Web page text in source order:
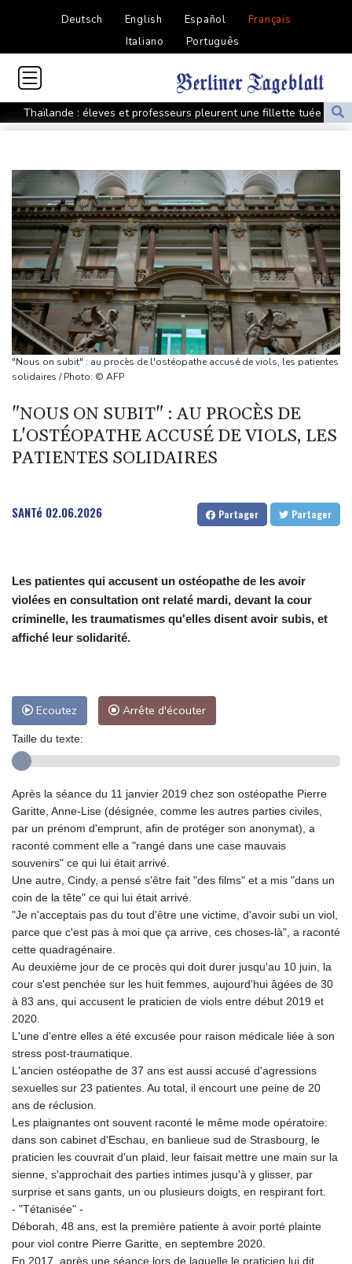
Deutsch English Español
Français
Italiano
Português
Thaïlande : éleves et professeurs pleurent une fillette tuée dans
la fusillade
aux habitants du Zacatecas
Une épave romaine chargée de centaines d'amphores
découverte au large de la Sicile
Euro de natation: Léon Marchand à la fois "déçu" et "soulagé"
après ses forfaits
L'Iran exige pour rouvrir Ormuz que les Etats-Unis acceptent
"toutes" ses conditions
Vols suspendus et évacuations en Chine, où le typhon Dolphin a
touché terre
Vaste feu de forêt dans l'ouest du Canada: 20.000 évacués, l'état
L'Indonésie saisit 1,3 tonne de kétamine, une des plus grosses
prises jamais réalisées
L'auteur de la tuerie en Thaïlande avait déjà apporté une
Hong Kong enregistre un record de chaleur absolu à 36,9°C
"Nous on subit" : au procès de l'ostéopathe accusé de viols, les patientes
solidaires / Photo: © AFP
"NOUS ON SUBIT" : AU PROCÈS DE
L'OSTÉOPATHE ACCUSÉ DE VIOLS, LES
PATIENTES SOLIDAIRES
SANTé 02.06.2026 Partager Partager
Les patientes qui accusent un ostéopathe de les avoir
violées en consultation ont relaté mardi, devant la cour
criminelle, les traumatismes qu'elles disent avoir subis, et
affiché leur solidarité.
Ecoutez Arrête d'écouter
Taille du texte:
Après la séance du 11 janvier 2019 chez son ostéopathe Pierre
Garitte, Anne-Lise (désignée, comme les autres parties civiles,
par un prénom d'emprunt, afin de protéger son anonymat), a
raconté comment elle a "rangé dans une case mauvais
souvenirs" ce qui lui était arrivé.
Une autre, Cindy, a pensé s'être fait "des films" et a mis "dans un
coin de la tête" ce qui lui était arrivé.
"Je n'acceptais pas du tout d'être une victime, d'avoir subi un viol,
parce que c'est pas à moi que ça arrive, ces choses-là", a raconté
cette quadragénaire.
Au deuxième jour de ce procès qui doit durer jusqu'au 10 juin, la
cour s'est penchée sur les huit femmes, aujourd'hui âgées de 30
à 83 ans, qui accusent le praticien de viols entre début 2019 et
2020.
L'une d'entre elles a été excusée pour raison médicale liée à son
stress post-traumatique.
L'ancien ostéopathe de 37 ans est aussi accusé d'agressions
sexuelles sur 23 patientes. Au total, il encourt une peine de 20
ans de réclusion.
Les plaignantes ont souvent raconté le même mode opératoire:
dans son cabinet d'Eschau, en banlieue sud de Strasbourg, le
praticien les couvrait d'un plaid, leur faisait mettre une main sur la
sienne, s'approchait des parties intimes jusqu'à y glisser, par
surprise et sans gants, un ou plusieurs doigts, en respirant fort.
- "Tétanisée" -
Déborah, 48 ans, est la première patiente à avoir porté plainte
pour viol contre Pierre Garitte, en septembre 2020.
En 2017, après une séance lors de laquelle le praticien lui dit